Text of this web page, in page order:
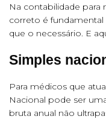
Na contabilidade
correto é
que o necessário. E
Simples
Para médicos que
Nacional pode ser
bruta anual não